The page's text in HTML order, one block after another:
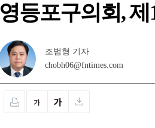
영등포구의회,
조범형 기자
chobh06@fntimes.com